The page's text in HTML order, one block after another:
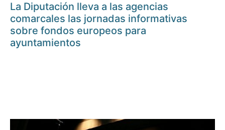
La Diputación lleva a las agencias
comarcales las jornadas informativas
sobre fondos europeos para
ayuntamientos